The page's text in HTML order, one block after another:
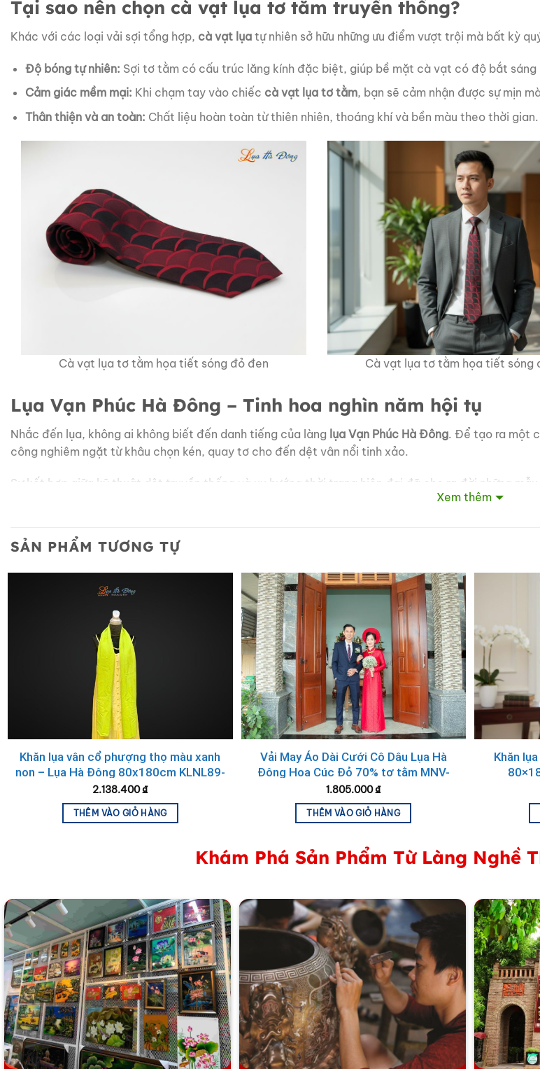
Tại sao nên chọn cà vạt lụa tơ tằm truyền thống?
Khác với các loại vải sợi tổng hợp, cà vạt lụa tự nhiên sở hữu những ưu điểm vượt trội mà bất kỳ
Độ bóng tự nhiên: Sợi tơ tằm có cấu trúc lăng kính đặc biệt, giúp bề mặt cà vạt có độ bắt
Cảm giác mềm mại: Khi chạm tay vào chiếc cà vạt lụa tơ tằm, bạn sẽ cảm nhận được sự mịn
Thân thiện và an toàn: Chất liệu hoàn toàn từ thiên nhiên, thoáng khí và bền màu theo thời gian.
Cà vạt lụa tơ tằm họa tiết sóng đỏ đen Cà vạt lụa tơ tằm họa tiết sóng
Lụa Vạn Phúc Hà Đông – Tinh hoa nghìn năm hội tụ
Nhắc đến lụa, không ai không biết đến danh tiếng của làng lụa Vạn Phúc Hà Đông. Để tạo ra một
công nghiêm ngặt từ khâu chọn kén, quay tơ cho đến dệt vân nổi tinh xảo.
Sự kết hợp giữa kỹ thuật dệt truyền thống và xu hướng thời trang hiện đại đã cho ra đời những mẫu
Ứng dụng hoàn hảo trong cuộc sống
Sử dụng trong các buổi họp quan trọng, lễ cưới hoặc sự kiện cao cấp.
Món quà tặng ý nghĩa dành cho sếp, đối tác nước ngoài hoặc người thân.
Phụ kiện khẳng định phong thái tự tin và gu thẩm mỹ đỉnh cao.
Mua cà vạt lụa Hà Đông chất lượng ở đâu?
Chúng tôi tự hào cung cấp những dòng cà vạt lụa tơ tằm chính gốc từ làng nghề Vạn Phúc. Mỗi
Nâng tầm phong cách của bạn ngay hôm nay với
Xem thêm
SẢN PHẨM TƯƠNG TỰ
Khăn lụa vân cổ phượng thọ màu xanh
non – Lụa Hà Đông 80x180cm KLNL89-
6
2.138.400₫
THÊM VÀO GIỎ HÀNG
Vải May Áo Dài Cưới Cô Dâu Lụa Hà
Đông Hoa Cúc Đỏ 70% tơ tằm MNV-
KGHC08
1.805.000₫
THÊM VÀO GIỎ HÀNG
Khăn
Khám Phá Sản Phẩm Từ Làng Nghề